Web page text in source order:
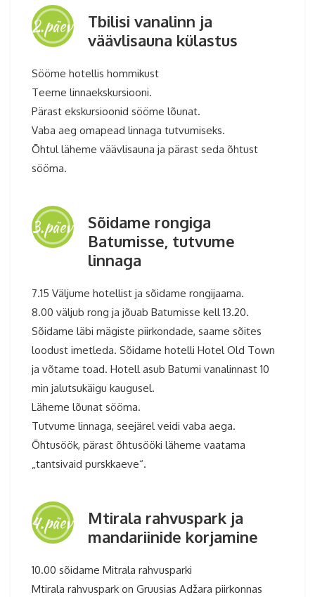
2.päev
Tbilisi vanalinn ja
väävlisauna külastus
Sööme hotellis hommikust
Teeme linnaekskursiooni.
Pärast ekskursioonid sööme lõunat.
Vaba aeg omapead linnaga tutvumiseks.
Õhtul läheme väävlisauna ja pärast seda õhtust
sööma.
3.päev
Sõidame rongiga
Batumisse, tutvume
linnaga
7.15 Väljume hotellist ja sõidame rongijaama.
8.00 väljub rong ja jõuab Batumisse kell 13.20.
Sõidame läbi mägiste piirkondade, saame sõites
loodust imetleda. Sõidame hotelli Hotel Old Town
ja võtame toad. Hotell asub Batumi vanalinnast 10
min jalutsukäigu kaugusel.
Läheme lõunat sööma.
Tutvume linnaga, seejärel veidi vaba aega.
Õhtusöök, pärast õhtusööki läheme vaatama
„tantsivaid purskkaeve“.
4.päev
Mtirala rahvuspark ja
mandariinide korjamine
10.00 sõidame Mitrala rahvusparki
Mtirala rahvuspark on Gruusias Adžara piirkonnas